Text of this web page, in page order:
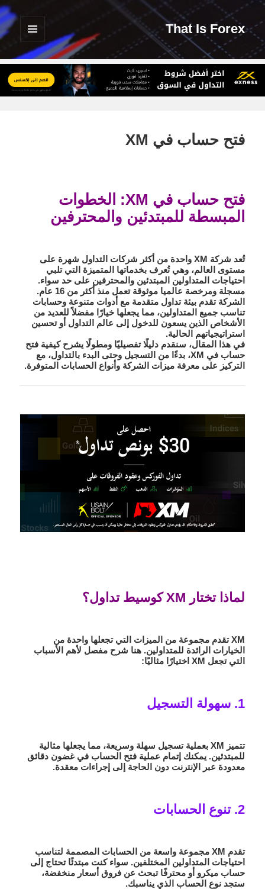
That Is Forex
القائمة
والودجات
فتح حساب في XM
فتح حساب في XM: الخطوات
المبسطة للمبتدئين والمحترفين
تُعد شركة XM واحدة من أكثر شركات التداول شهرة على
مستوى العالم، وهي تُعرف بخدماتها المتميزة التي تلبي
احتياجات المتداولين المبتدئين والمحترفين على حد سواء.
مسجلة ومرخصة عالميا موثوقة تعمل منذ أكثر من 16 عام.
الشركة تقدم بيئة تداول متقدمة مع أدوات متنوعة وحسابات
تناسب جميع المتداولين، مما يجعلها خيارًا مفضلاً للعديد من
الأشخاص الذين يسعون للدخول إلى عالم التداول أو تحسين
استراتيجياتهم الحالية.
في هذا المقال، سنقدم دليلًا تفصيليًا ومطولًا يشرح كيفية فتح
حساب في XM، بدءًا من التسجيل وحتى البدء بالتداول، مع
التركيز على معرفة ميزات الشركة وأنواع الحسابات المتوفرة.
لماذا تختار XM كوسيط تداول؟
XM تقدم مجموعة من الميزات التي تجعلها واحدة من
الخيارات الرائدة للمتداولين. هنا شرح مفصل لأهم الأسباب
التي تجعل XM اختيارًا مثاليًا:
1. سهولة التسجيل
تتميز XM بعملية تسجيل سهلة وسريعة، مما يجعلها مثالية
للمبتدئين. يمكنك إتمام عملية فتح الحساب في غضون دقائق
معدودة عبر الإنترنت دون الحاجة إلى إجراءات معقدة.
2. تنوع الحسابات
تقدم XM مجموعة واسعة من الحسابات المصممة لتناسب
احتياجات المتداولين المختلفين. سواء كنت مبتدئًا تحتاج إلى
حساب ميكرو أو محترفًا تبحث عن فروق أسعار منخفضة،
ستجد نوع الحساب الذي يناسبك.